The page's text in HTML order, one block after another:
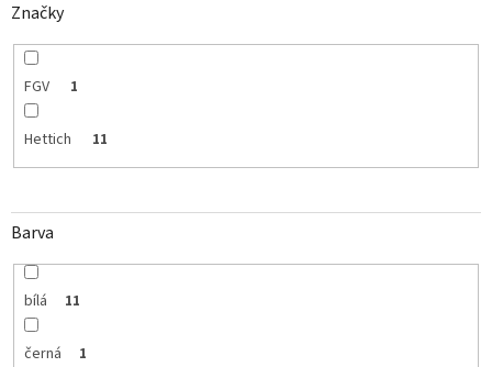
Značky
FGV 1
Hettich 11
Barva
bílá 11
černá 1